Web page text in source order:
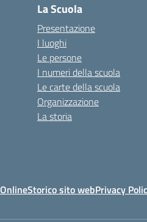
La Scuola
Presentazione
I luoghi
Le persone
I numeri della scuola
Le carte della scuola
Organizzazione
La storia
Storico sito webPrivacy